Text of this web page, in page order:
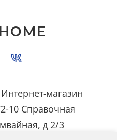
магазин
10 Справочная
д 2/3